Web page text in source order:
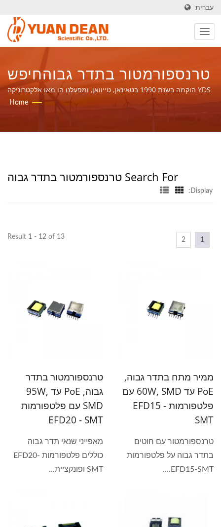
עברית
טרנספורמטור בתדר גבוהחיפש
| יצרן ספקי כוח ורכיבים
DEAN SCIENTIFIC CO., LTD.
YDS הוקמה בשנת 1990 בטאינאן, טייוואן, ומפעלנו הו מאו אלקטרוניקה
הוקם בשנת 1995 בשיאמן, סין. אנו היצרן המוביל בתחום האלקטרוניקה
Home
Search For טרנספורמטור בתדר גבוה
Display:
Result 1 - 12 of 13 1
2
ממיר מתח בתדר גבוה,
PoE עד 60W, SMD עם
פלטפורמות EFD15 -
SMT
טרנספורמטור עם חוטים
בתדר גבוה על פלטפורמות
EFD15-SMT....
טרנספורמטור בתדר
גבוה, PoE עד 95W,
SMD עם פלטפורמות
EFD20 - SMT
מאפייני שנאי תדר גבוה
כוללים פלטפורמות EFD20-
SMT ופונקציית...